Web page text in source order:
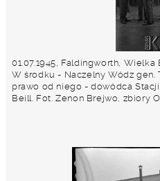
01.07.1945, Faldingworth,
W środku - Naczelny Wódz gen.
prawo od niego - dowódca
Beill. Fot. Zenon Brejwo, zbiory